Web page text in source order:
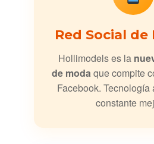
Red Social de
Hollimodels es la
de modaque compite
Facebook. Tecnología
constante